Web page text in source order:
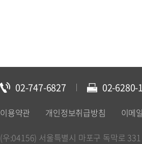
02-747-6827 02-6280-
이용약관 개인정보취급방침 이메
(우:04156) 서울특별시 마포구 독막로